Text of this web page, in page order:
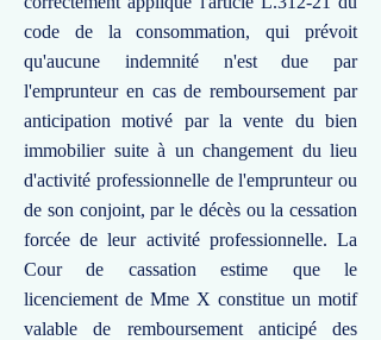
code de la consommation, qui prévoit
qu'aucune indemnité n'est due par
l'emprunteur en cas de remboursement par
anticipation motivé par la vente du bien
immobilier suite à un changement du lieu
d'activité professionnelle de l'emprunteur ou
de son conjoint, par le décès ou la cessation
forcée de leur activité professionnelle. La
Cour de cassation estime que le
licenciement de Mme X constitue un motif
valable de remboursement anticipé des